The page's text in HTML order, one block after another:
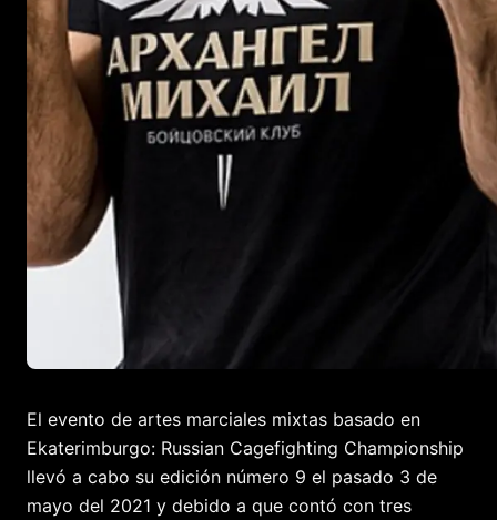
El evento de artes marciales mixtas basado en
Ekaterimburgo: Russian Cagefighting Championship
llevó a cabo su edición número 9 el pasado 3 de
mayo del 2021 y debido a que contó con tres